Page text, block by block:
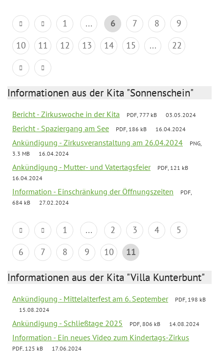
1 ... 6 7 8
9
10
11 12 13 14 15 ... 22
Informationen aus der Kita "Sonnenschein"
Bericht - Zirkuswoche in der Kita PDF, 777 kB 03.05.2024
Bericht - Spaziergang am See PDF, 186 kB 16.04.2024
Ankündigung - Zirkusveranstaltung am 26.04.2024
PNG,
3.3 MB
16.04.2024
Ankündigung - Mutter- und Vatertagsfeier
PDF, 121 kB
16.04.2024
Information - Einschränkung der Öffnungszeiten
PDF,
684 kB
27.02.2024
1 ... 2 3 4
5
6
7 8 9 10 11
Informationen aus der Kita "Villa Kunterbunt"
Ankündigung - Mittelalterfest am 6. September
PDF, 198 kB
15.08.2024
Ankündigung - Schließtage 2025 PDF, 806 kB 14.08.2024
Information - Ein neues Video zum Kindertags-Zirkus
PDF, 125 kB 17.06.2024